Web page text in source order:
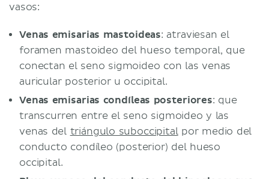
vasos:
Venas emisarias mastoideas: atraviesan el
foramen mastoideo del hueso temporal, que
conectan el seno sigmoideo con las venas
auricular posterior u occipital.
Venas emisarias condíleas posteriores: que
transcurren entre el seno sigmoideo y las
venas del triángulo suboccipitalpor medio del
conducto condíleo (posterior) del hueso
occipital.